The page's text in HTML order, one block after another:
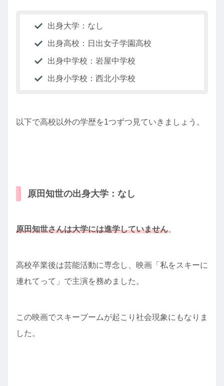
出身大学：なし
出身高校：日出女子学園高校
出身中学校：岩屋中学校
出身小学校：西北小学校
以下で高校以外の学歴を1つずつ見ていきましょう。
原田知世の出身大学：なし
原田知世さんは大学には進学していません。
高校卒業後は芸能活動に専念し、映画「私をスキーに
連れてって」で主演を務めました。
この映画でスキーブームが起こり社会現象にもなりま
した。